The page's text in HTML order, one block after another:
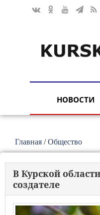
НОВОСТИ
Главная /Общество
В Курской
создателе